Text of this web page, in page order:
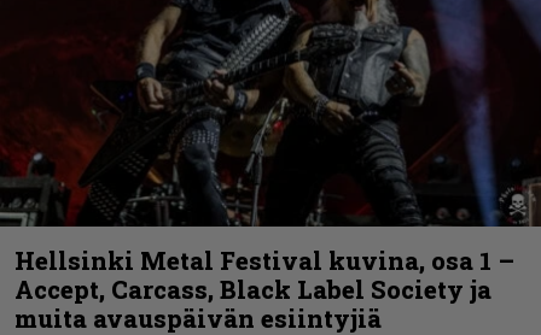
Hellsinki Metal Festival kuvina, osa 1 –
Accept, Carcass, Black Label Society ja
muita avauspäivän esiintyjiä